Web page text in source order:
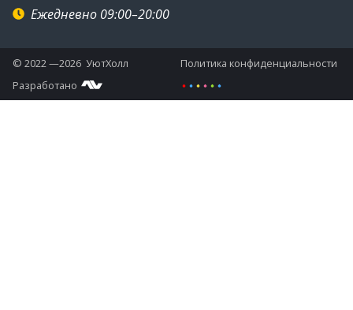
Ежедневно 09:00–20:00
© 2022 —2026 УютХолл
Политика конфиденциальности
Разработано